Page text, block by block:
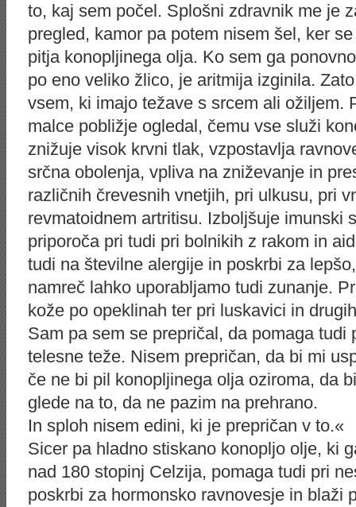
to, kaj sem počel. Splošni zdravnik me je
pregled, kamor pa potem nisem šel, ker
pitja konopljinega olja. Ko sem ga
po eno veliko žlico, je aritmija izginila.
vsem, ki imajo težave s srcem ali ožiljem.
malce pobližje ogledal, čemu vse služi
znižuje visok krvni tlak, vzpostavlja
srčna obolenja, vpliva na zniževanje in
različnih črevesnih vnetjih, pri ulkusu, pri
revmatoidnem artritisu. Izboljšuje imunski
priporoča pri tudi pri bolnikih z rakom in
tudi na številne alergije in poskrbi za
namreč lahko uporabljamo tudi zunanje.
kože po opeklinah ter pri luskavici in
Sam pa sem se prepričal, da pomaga tudi
telesne teže. Nisem prepričan, da bi mi
če ne bi pil konopljinega olja oziroma, da
glede na to, da ne pazim na prehrano.
In sploh nisem edini, ki je prepričan v to.«
Sicer pa hladno stiskano konopljo olje, ki
nad 180 stopinj Celzija, pomaga tudi pri
poskrbi za hormonsko ravnovesje in blaži